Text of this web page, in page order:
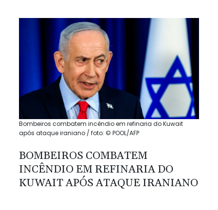
Bombeiros combatem incêndio em refinaria do Kuwait
após ataque iraniano / foto: © POOL/AFP
BOMBEIROS COMBATEM
INCÊNDIO EM REFINARIA DO
KUWAIT APÓS ATAQUE IRANIANO